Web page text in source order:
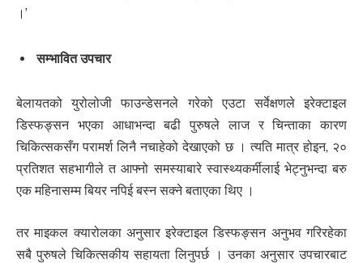
।’
सम्भावित उपचार
बेलायतको युरोलोजी फाउन्डेसनले गरेको एउटा सर्वेक्षणले इरेक्टाइल
डिस्फङ्सन भएका आधाभन्दा बढी पुरुषले लाज र चिन्ताका कारण
चिकित्सकसँग परामर्श लिनै नचाहेको देखाएको छ । त्यति मात्र होइन, २०
प्रतिशत सहभागीले त आफ्नो समस्याबारे स्वास्थ्यकर्मीलाई भेट्नुभन्दा बरु
एक महिनासम्म बियर नपिई बस्न सक्ने बताएका थिए ।
तर माइकल क्यारोलका अनुसार इरेक्टाइल डिस्फङ्सन अनुभव गरिरहेका
सबै पुरुषले चिकित्सकीय सहायता लिनुपर्छ । उनका अनुसार उपचारबाट